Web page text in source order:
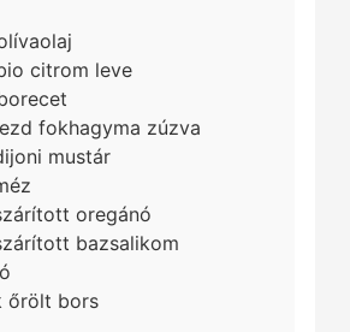
citrom leve
fokhagyma zúzva
mustár
oregánó
bazsalikom
őrölt bors